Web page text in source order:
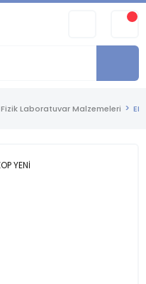
Fizik Laboratuvar Malzemeleri